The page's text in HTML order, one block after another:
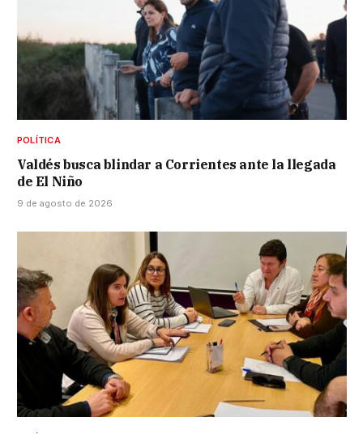
POLÍTICA
Valdés busca blindar a Corrientes ante la llegada
de El Niño
9 de agosto de 2026